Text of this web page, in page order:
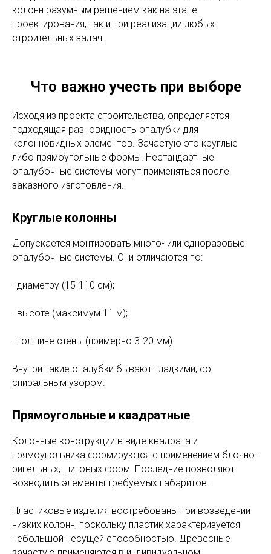
фиксации (например, в ригельной опалубке)
исключается деформация при заливке бетонного
раствора.
прочности и простоты очистки.
бетон не требует дополнительной отделки,
особенно при использовании ламинированной или
полированной внутренней поверхности.
Эти достоинства делают использование опалубки
колонн разумным решением как на этапе
Что важно учесть при выборе
Исходя из проекта строительства, определяется
колонновидных элементов. Зачастую это круглые
опалубочные системы могут применяться после
Круглые колонны
Допускается монтировать много- или одноразовые
· диаметру (15-110 см);
· высоте (максимум 11 м);
· толщине стены (примерно 3-20 мм).
Внутри такие опалубки бывают гладкими, со